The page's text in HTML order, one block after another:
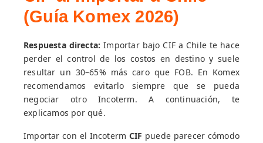
(Guía Komex 2026)
Respuesta directa: Importar bajo CIF a Chile te hace
perder el control de los costos en destino y suele
resultar un 30–65% más caro que FOB. En Komex
recomendamos evitarlo siempre que se pueda
negociar otro Incoterm. A continuación, te
explicamos por qué.
Importar con el Incoterm CIF puede parecer cómodo